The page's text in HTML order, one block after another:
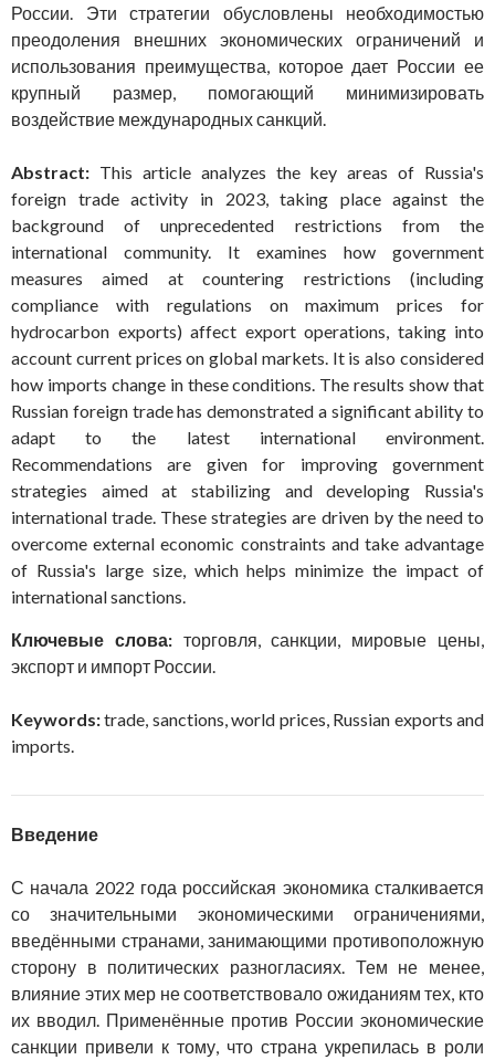
России. Эти стратегии обусловлены необходимостью
преодоления внешних экономических ограничений и
использования преимущества, которое дает России ее
крупный размер, помогающий минимизировать
воздействие международных санкций.
Abstract: This article analyzes the key areas of Russia's
foreign trade activity in 2023, taking place against the
background of unprecedented restrictions from the
international community. It examines how government
measures aimed at countering restrictions (including
compliance with regulations on maximum prices for
hydrocarbon exports) affect export operations, taking into
account current prices on global markets. It is also considered
how imports change in these conditions. The results show that
Russian foreign trade has demonstrated a significant ability to
adapt to the latest international environment.
Recommendations are given for improving government
strategies aimed at stabilizing and developing Russia's
international trade. These strategies are driven by the need to
overcome external economic constraints and take advantage
of Russia's large size, which helps minimize the impact of
international sanctions.
Ключевые слова: торговля, санкции, мировые цены,
экспорт и импорт России.
Keywords:trade, sanctions, world prices, Russian exports and
imports.
Введение
С начала 2022 года российская экономика сталкивается
со значительными экономическими ограничениями,
введёнными странами, занимающими противоположную
сторону в политических разногласиях. Тем не менее,
влияние этих мер не соответствовало ожиданиям тех, кто
их вводил. Применённые против России экономические
санкции привели к тому, что страна укрепилась в роли